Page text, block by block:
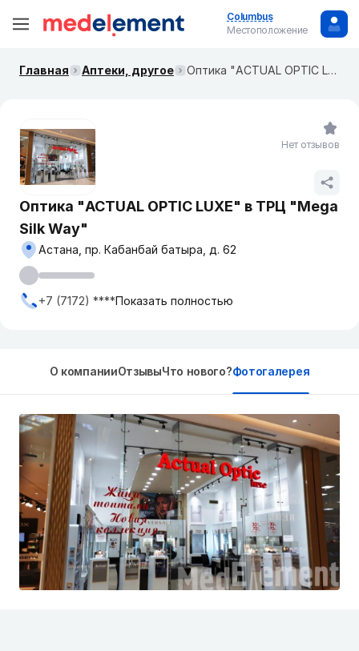
Columbus
Местоположение
Главная Аптеки, другое Оптика "ACTUAL OPTIC LUXE" в ТРЦ "Mega Silk Way"
Оптика "ACTUAL OPTIC LUXE" в ТРЦ "Mega
Silk Way"
Астана, пр. Кабанбай батыра, д. 62
+7 (7172) ****Показать полностью
Нет отзывов
О компанииОтзывыЧто нового?Фотогалерея